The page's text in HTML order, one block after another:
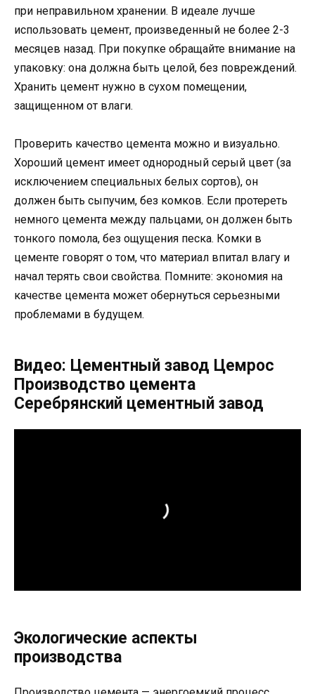
при неправильном хранении. В идеале лучше
использовать цемент, произведенный не более 2-3
месяцев назад. При покупке обращайте внимание на
упаковку: она должна быть целой, без повреждений.
Хранить цемент нужно в сухом помещении,
защищенном от влаги.
Проверить качество цемента можно и визуально.
Хороший цемент имеет однородный серый цвет (за
исключением специальных белых сортов), он
должен быть сыпучим, без комков. Если протереть
немного цемента между пальцами, он должен быть
тонкого помола, без ощущения песка. Комки в
цементе говорят о том, что материал впитал влагу и
начал терять свои свойства. Помните: экономия на
качестве цемента может обернуться серьезными
проблемами в будущем.
Видео: Цементный завод Цемрос
Производство цемента
Серебрянский цементный завод
Экологические аспекты
производства